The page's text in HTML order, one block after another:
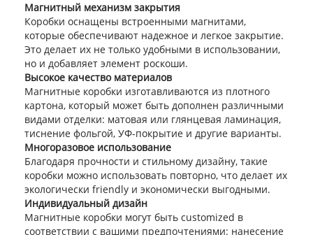
Магнитный механизм закрытия
Коробки оснащены встроенными магнитами,
которые обеспечивают надежное и легкое закрытие.
Это делает их не только удобными в использовании,
но и добавляет элемент роскоши.
Высокое качество материалов
Магнитные коробки изготавливаются из плотного
картона, который может быть дополнен различными
видами отделки: матовая или глянцевая ламинация,
тиснение фольгой, УФ-покрытие и другие варианты.
Многоразовое использование
Благодаря прочности и стильному дизайну, такие
коробки можно использовать повторно, что делает их
экологически friendly и экономически выгодными.
Индивидуальный дизайн
Магнитные коробки могут быть customized в
соответствии с вашими предпочтениями: нанесение